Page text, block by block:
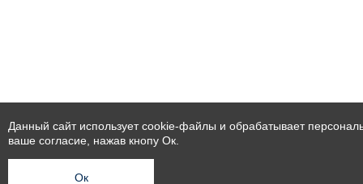
Данный сайт использует cookie-файлы и обрабатывает
ваше согласие, нажав кнопу Ок.
Ок